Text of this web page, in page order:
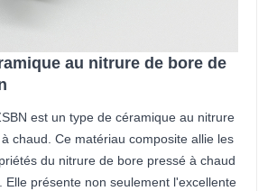
au nitrure de bore de
est un type de céramique au nitrure
chaud. Ce matériau composite allie les
du nitrure de bore pressé à chaud
Elle présente non seulement l'excellente